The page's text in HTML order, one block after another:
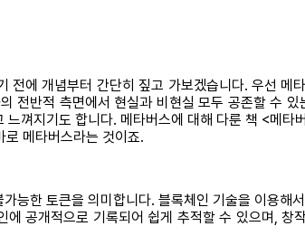
전에 개념부터 간단히 짚고 가보겠습니다. 우선
전반적 측면에서 현실과 비현실 모두 공존할 수
껴지기도 합니다. 메타버스에 대해 다룬 책 <메
메타버스라는 것이죠.
한 토큰을 의미합니다. 블록체인 기술을 이용해
에 공개적으로 기록되어 쉽게 추적할 수 있으며,